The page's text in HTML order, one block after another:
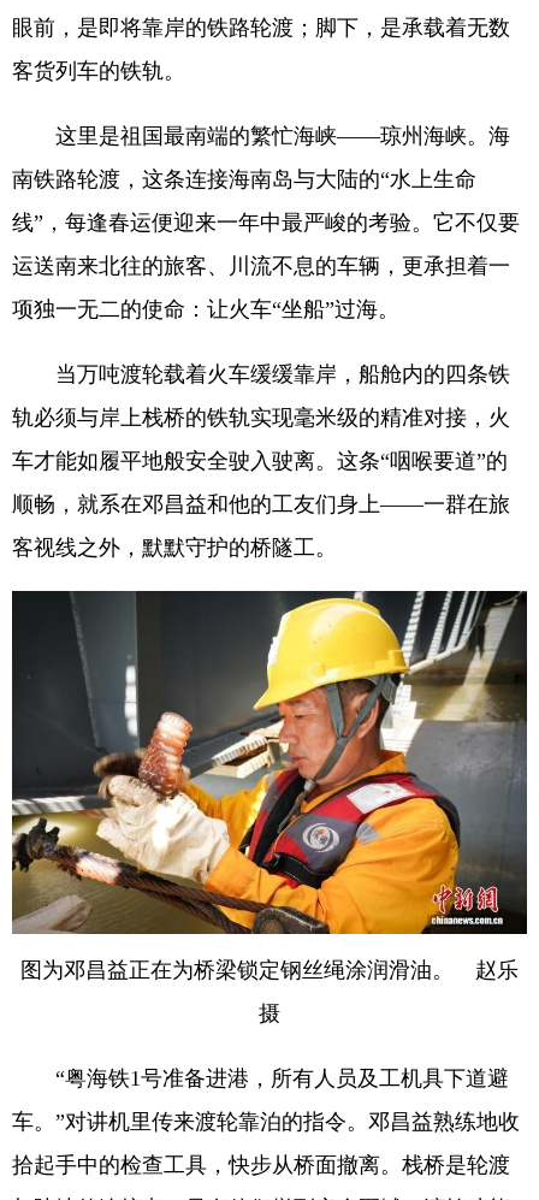
眼前，是即将靠岸的铁路轮渡；脚下，是承载着无数
客货列车的铁轨。
这里是祖国最南端的繁忙海峡——琼州海峡。海
南铁路轮渡，这条连接海南岛与大陆的“水上生命
线”，每逢春运便迎来一年中最严峻的考验。它不仅要
运送南来北往的旅客、川流不息的车辆，更承担着一
项独一无二的使命：让火车“坐船”过海。
当万吨渡轮载着火车缓缓靠岸，船舱内的四条铁
轨必须与岸上栈桥的铁轨实现毫米级的精准对接，火
车才能如履平地般安全驶入驶离。这条“咽喉要道”的
顺畅，就系在邓昌益和他的工友们身上——一群在旅
客视线之外，默默守护的桥隧工。
图为邓昌益正在为桥梁锁定钢丝绳涂润滑油。 赵乐
摄
“粤海铁1号准备进港，所有人员及工机具下道避
车。”对讲机里传来渡轮靠泊的指令。邓昌益熟练地收
拾起手中的检查工具，快步从桥面撤离。栈桥是轮渡